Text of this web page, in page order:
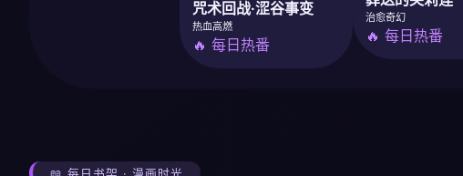
咒术回战·涩谷事变
热血高燃
🔥 每日热番
治愈奇幻
🔥 每日热番